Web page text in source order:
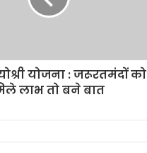
योजना : जरूरतमंदों को
लाभ तो बने बात